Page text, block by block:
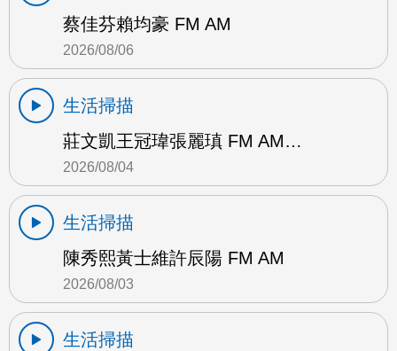
蔡佳芬賴均豪 FM AM
2026/08/06
生活掃描
莊文凱王冠瑋張麗瑱 FM AM…
2026/08/04
生活掃描
陳秀熙黃士維許辰陽 FM AM
2026/08/03
生活掃描